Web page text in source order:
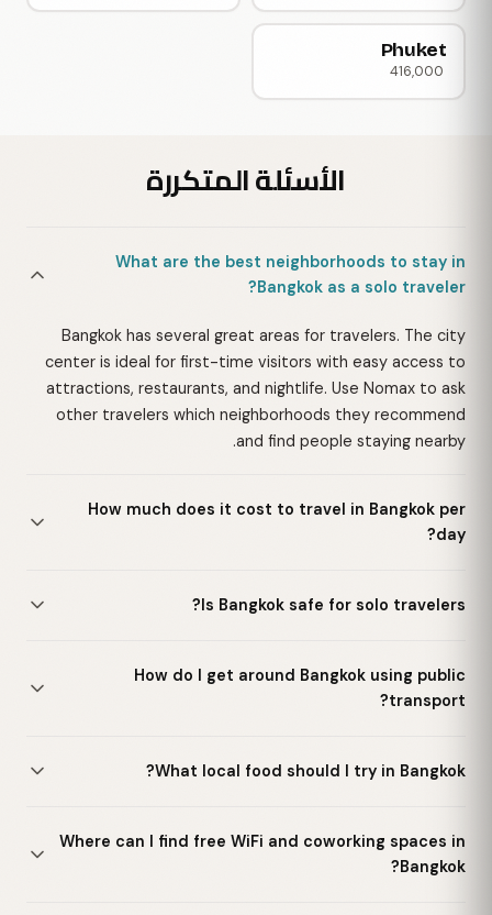
Phuket
416,000
الأسئلة المتكررة
What are the best neighborhoods to stay in
Bangkok as a solo traveler?
Bangkok has several great areas for travelers. The city
center is ideal for first-time visitors with easy access to
attractions, restaurants, and nightlife. Use Nomax to ask
other travelers which neighborhoods they recommend
and find people staying nearby.
How much does it cost to travel in Bangkok per
day?
Is Bangkok safe for solo travelers?
How do I get around Bangkok using public
transport?
What local food should I try in Bangkok?
Where can I find free WiFi and coworking spaces in
Bangkok?